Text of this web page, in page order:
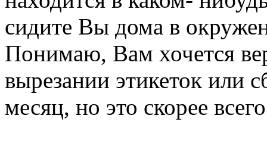
сидите Вы дома в
Понимаю, Вам хочется
вырезании этикеток или
месяц, но это скорее